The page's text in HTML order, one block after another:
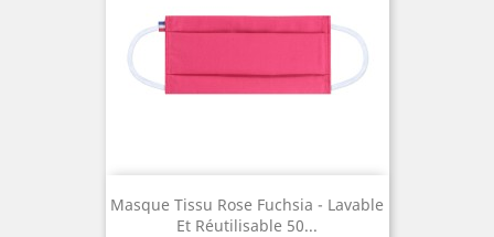
Masque Tissu Rose Fuchsia - Lavable
Et Réutilisable 50...